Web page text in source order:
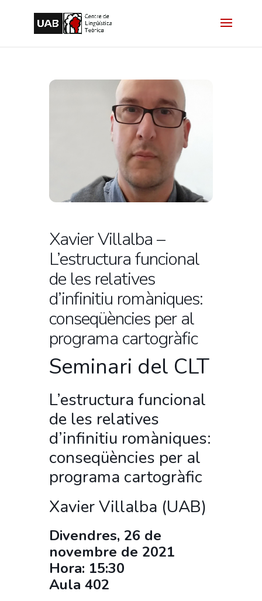
Xavier Villalba –
L’estructura funcional
de les relatives
d’infinitiu romàniques:
conseqüències per al
programa cartogràfic
Seminari del CLT
L’estructura funcional
de les relatives
d’infinitiu romàniques:
conseqüències per al
programa cartogràfic
Xavier Villalba (UAB)
Divendres, 26 de
novembre de 2021
Hora: 15:30
Aula 402